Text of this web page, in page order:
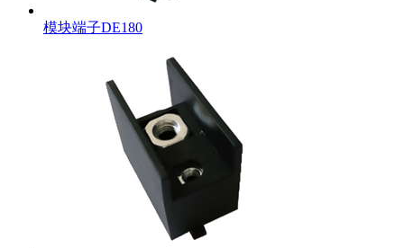
模块端子DE180